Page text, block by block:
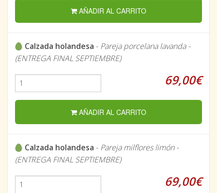
AÑADIR AL CARRITO
Calzada holandesa - Pareja porcelana lavanda -
(ENTREGA FINAL SEPTIEMBRE)
69,00€
AÑADIR AL CARRITO
Calzada holandesa - Pareja milflores limón -
(ENTREGA FINAL SEPTIEMBRE)
69,00€